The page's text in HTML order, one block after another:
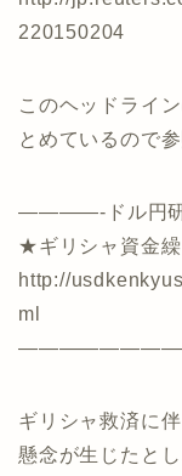
220150204
このヘッドライ
とめているので参
————-ドル円
★ギリシャ資金
http://
ml
ギリシャ救済に
懸念が生じたと